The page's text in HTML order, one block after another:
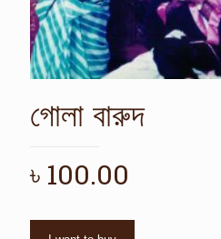
গোলা বারুদ
৳ 100.00